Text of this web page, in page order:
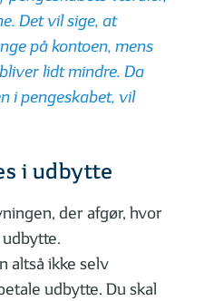
Det vil sige, at
på kontoen, mens
lidt mindre. Da
i pengeskabet, vil
i udbytte
der afgør, hvor
altså ikke selv
udbytte. Du skal